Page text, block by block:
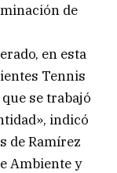
de
en esta
Tennis
se trabajó
indicó
de Ramírez
Ambiente y